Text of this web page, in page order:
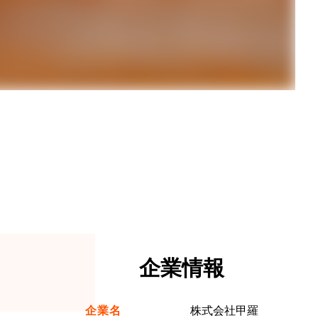
企業情報
企業名 株式会社甲羅